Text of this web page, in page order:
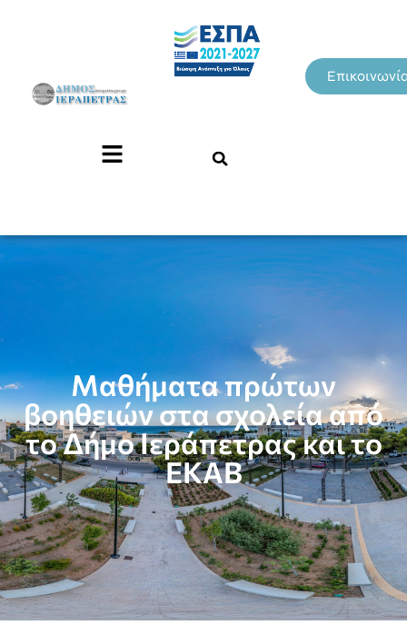
Μαθήματα πρώτων
βοηθειών στα σχολεία από
το Δήμο Ιεράπετρας και το
ΕΚΑΒ